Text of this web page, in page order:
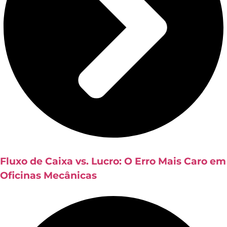
Fluxo de Caixa vs. Lucro: O Erro Mais Caro em
Oficinas Mecânicas